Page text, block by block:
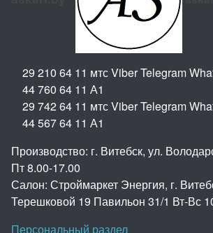
29 210 64 11 мтс Viber Telegram
44 760 64 11 А1
29 742 64 11 мтс Viber Telegram
44 567 64 11 А1
Производство: г. Витебск, ул.
Пт 8.00-17.00
Салон: Строймаркет Энергия, г.
Терешковой 19 Павильон 31/1 Вт-Вс
Персональный раздел